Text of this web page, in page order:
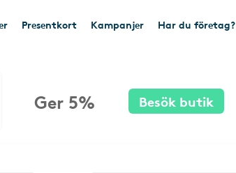
Presentkort Kampanjer Har du företag?
Ger 5% Besök butik